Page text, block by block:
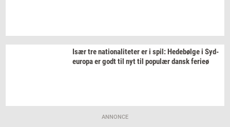
Især trena­tio­na­li­te­terer i spil:He­debøl­gei Sy­d­
eu­ro­paer godt til nyt til po­pu­lærdanskfe­ri­eø
ANNONCE